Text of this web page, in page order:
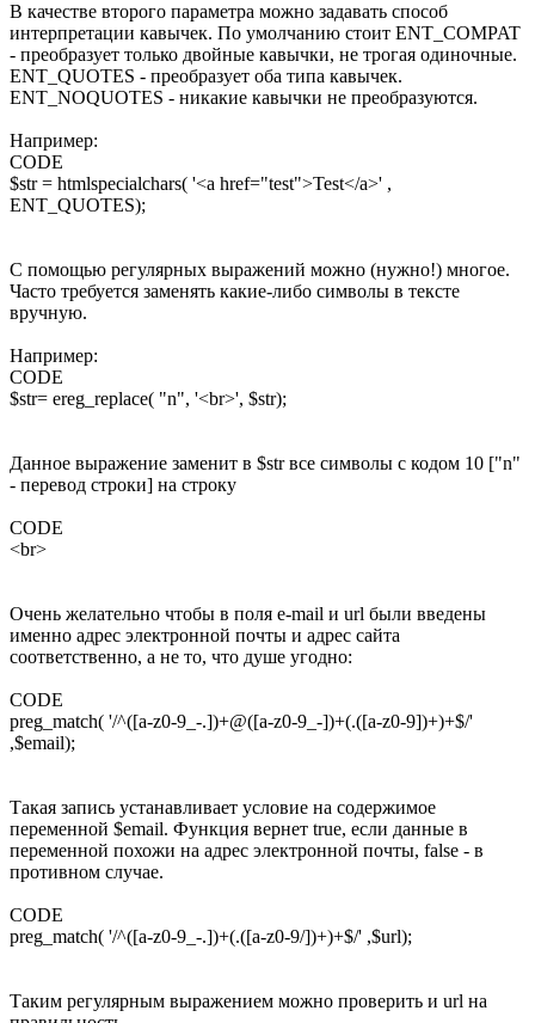
В качестве второго параметра можно задавать способ
интерпретации кавычек. По умолчанию стоит ENT_COMPAT
- преобразует только двойные кавычки, не трогая одиночные.
ENT_QUOTES - преобразует оба типа кавычек.
ENT_NOQUOTES - никакие кавычки не преобразуются.
Например:
CODE
$str = htmlspecialchars( '<a href="test">Test</a>' ,
ENT_QUOTES);
С помощью регулярных выражений можно (нужно!) многое.
Часто требуется заменять какие-либо символы в тексте
вручную.
Например:
CODE
$str= ereg_replace( "n", '<br>', $str);
Данное выражение заменит в $str все символы с кодом 10 ["n"
- перевод строки] на строку
CODE
<br>
Очень желательно чтобы в поля e-mail и url были введены
именно адрес электронной почты и адрес сайта
соответственно, а не то, что душе угодно:
CODE
preg_match( '/^([a-z0-9_-.])+@([a-z0-9_-])+(.([a-z0-9])+)+$/'
,$email);
Такая запись устанавливает условие на содержимое
переменной $email. Функция вернет true, если данные в
переменной похожи на адрес электронной почты, false - в
противном случае.
CODE
preg_match( '/^([a-z0-9_-.])+(.([a-z0-9/])+)+$/' ,$url);
Таким регулярным выражением можно проверить и url на